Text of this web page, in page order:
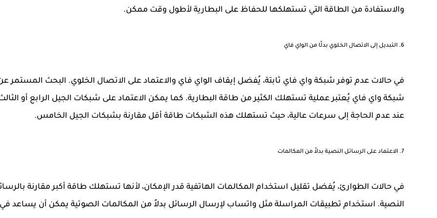
والاستفادة من الطاقة التي تستهلكها للحفاظ على البطارية لأطول وقت ممكن.
6. التبديل إلى الاتصال الخلوي بدلًا من الواي فاي
في حالات عدم توفر شبكة واي فاي ثابتة، يُفضل إيقاف الواي فاي والاعتماد على الاتصال الخلوي. البحث المستمر
شبكة واي فاي يُعتبر عملية تستهلك الكثير من طاقة البطارية. كما يمكن الاعتماد على شبكات الجيل الرابع أو
عند عدم الحاجة إلى سرعات عالية، حيث تستهلك هذه الشبكات طاقة أقل مقارنة بشبكات الجيل الخامس.
7. الاعتماد على الرسائل النصية بدلاً من المكالمات
في حالات الطوارئ، يُفضل تقليل استخدام المكالمات الهاتفية قدر الإمكان، لأنها تستهلك طاقة أكبر مقارنة
النصية. استخدام تطبيقات المراسلة مثل واتساب لإرسال الرسائل بدلاً من المكالمات الصوتية يمكن أن يساعد في